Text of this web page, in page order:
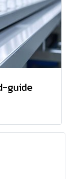
guide